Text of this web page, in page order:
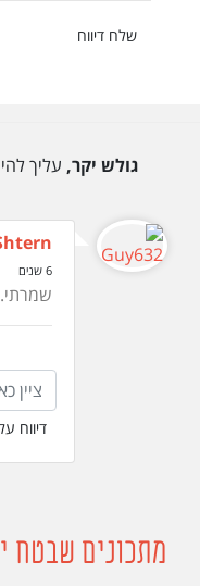
שלח דיווח
גולש יקר, עליך
6 שנים
שמרתי.
דיווח
מתכונים שבטח